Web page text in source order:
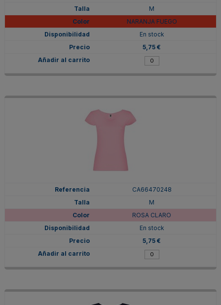
M
NARANJA FUEGO
En stock
5,75 €
CA66470248
M
ROSA CLARO
En stock
5,75 €